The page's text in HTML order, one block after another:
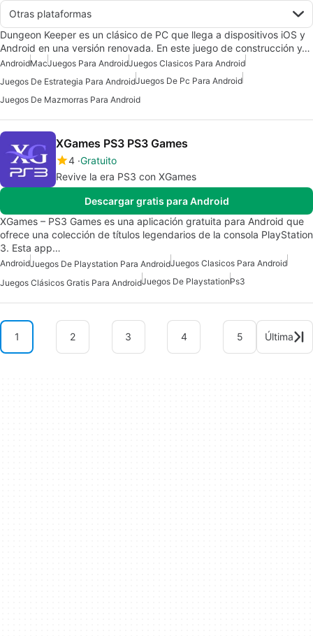
Otras plataformas
Dungeon Keeper es un clásico de PC que llega a dispositivos iOS y
Android en una versión renovada. En este juego de construcción y…
AndroidMacJuegos Para AndroidJuegos Clasicos Para Android
Juegos De Estrategia Para AndroidJuegos De Pc Para Android
Juegos De Mazmorras Para Android
XGames PS3 PS3 Games
4 Gratuito
Revive la era PS3 con XGames
Descargar gratis para Android
XGames – PS3 Games es una aplicación gratuita para Android que
ofrece una colección de títulos legendarios de la consola PlayStation
3. Esta app…
AndroidJuegos De Playstation Para AndroidJuegos Clasicos Para Android
Juegos Clásicos Gratis Para AndroidJuegos De PlaystationPs3
1 2 3 4 5 Última